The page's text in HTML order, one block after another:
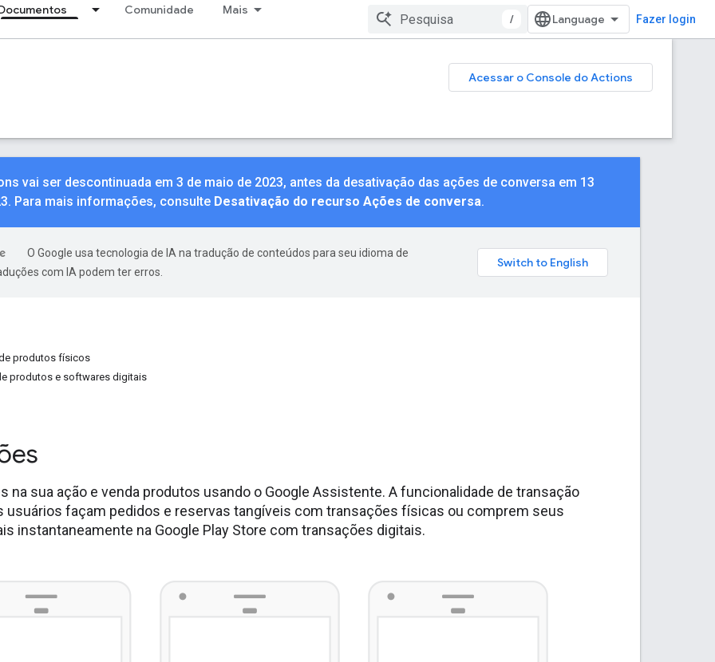
Comunidade Mais
/ Fazer login
Acessar o Console do Actions
vai ser descontinuada em 3 de maio de 2023, antes da desativação das ações de conversa em 13
Para mais informações, consulte Desativação do recurso Ações de conversa.
O Google usa tecnologia de IA na tradução de conteúdos para seu idioma de
com IA podem ter erros.
de produtos físicos
produtos e softwares digitais
na sua ação e venda produtos usando o Google Assistente. A funcionalidade de transação
usuários façam pedidos e reservas tangíveis com transações físicas ou comprem seus
instantaneamente na Google Play Store com transações digitais.